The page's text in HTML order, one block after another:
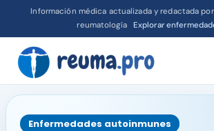
Información médica actualizada y redactada
reumatología Explorar
Enfermedades autoinmunes